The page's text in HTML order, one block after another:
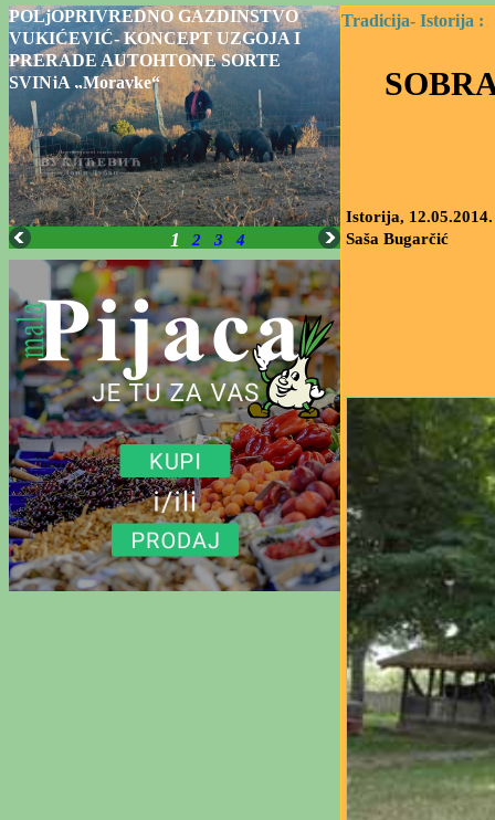
POLjOPRIVREDNO GAZDINSTVO
VUKIĆEVIĆ- KONCEPT UZGOJA I
PRERADE AUTOHTONE SORTE
SVINjA „Moravke“
1 2 3 4
Tradicija- Istorija :
Istorija, 12.05.2014.
Saša Bugarčić